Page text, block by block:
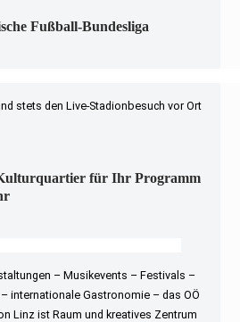
Fußball-Bundesliga
stets den Live-Stadionbesuch vor Ort
für Ihr Programm
– Musikevents – Festivals –
internationale Gastronomie – das OÖ
Linz ist Raum und kreatives Zentrum